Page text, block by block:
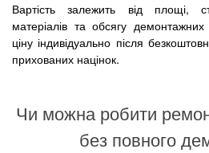
Вартість залежить від площі,
матеріалів та обсягу
ціну індивідуально після
прихованих націнок.
Чи можна робити
без повного